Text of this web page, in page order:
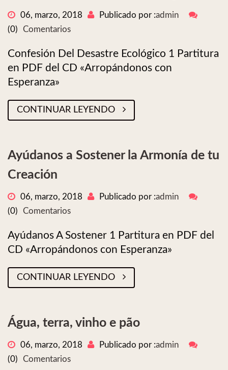
06, marzo, 2018 Publicado por :admin
(0)
Comentarios
Confesión Del Desastre Ecológico 1 Partitura
en PDF del CD «Arropándonos con
Esperanza»
CONTINUAR LEYENDO
Ayúdanos a Sostener la Armonía de tu
Creación
06, marzo, 2018 Publicado por :admin
(0)
Comentarios
Ayúdanos A Sostener 1 Partitura en PDF del
CD «Arropándonos con Esperanza»
CONTINUAR LEYENDO
Água, terra, vinho e pão
06, marzo, 2018 Publicado por :admin
(0)
Comentarios